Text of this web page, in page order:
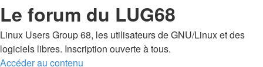
Le forum du LUG68
Linux Users Group 68, les utilisateurs de GNU/Linux et des
logiciels libres. Inscription ouverte à tous.
Accéder au contenu